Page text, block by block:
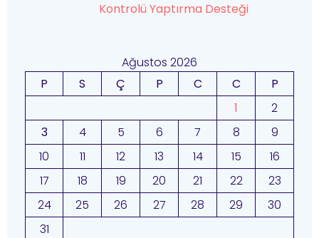
Kontrolü Yaptırma Desteği
Ağustos 2026
P
S Ç P C C
P
1
2
3
4 5 6 7 8
9
10
11 12 13 14 15
16
17
18 19 20 21 22
23
24
25 26 27 28 29
30
31